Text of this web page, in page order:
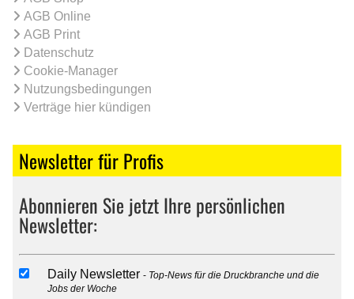
AGB Online
AGB Print
Datenschutz
Cookie-Manager
Nutzungsbedingungen
Verträge hier kündigen
Newsletter für Profis
Abonnieren Sie jetzt Ihre persönlichen
Newsletter:
Daily Newsletter
Top-News für die Druckbranche und die
Jobs der Woche